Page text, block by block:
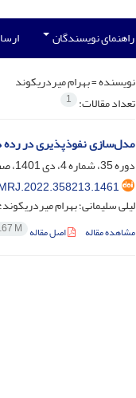
راهنمای نویسندگان
نویسنده =بهرام میردریکوند
تعداد مقالات: 1
مدل‌سازی نفوذپذیری در رده
دوره 35، شماره 4، دی 1401، صفحه
لیلی سلیمانی؛ بهرام
مشاهده مقاله اصل مقاله M